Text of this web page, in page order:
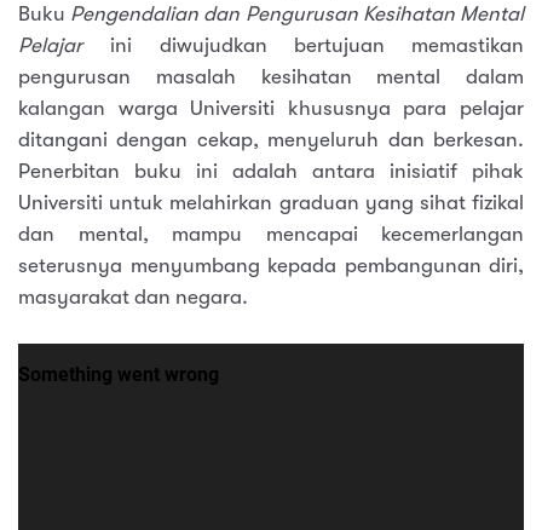
Buku Pengendalian dan Pengurusan Kesihatan Mental
Pelajarini diwujudkan bertujuan memastikan
pengurusan masalah kesihatan mental dalam
kalangan warga Universiti khususnya para pelajar
ditangani dengan cekap, menyeluruh dan berkesan.
Penerbitan buku ini adalah antara inisiatif pihak
Universiti untuk melahirkan graduan yang sihat fizikal
dan mental, mampu mencapai kecemerlangan
seterusnya menyumbang kepada pembangunan diri,
masyarakat dan negara.